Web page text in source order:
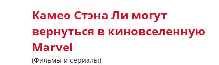
Камео Стэна Ли могут
вернуться в киновселенную
Marvel
(Фильмы и сериалы)